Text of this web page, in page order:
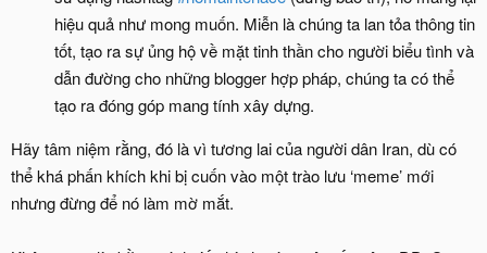
hiệu quả như mong muốn. Miễn là chúng ta lan tỏa thông tin
tốt, tạo ra sự ủng hộ về mặt tinh thần cho người biểu tình và
dẫn đường cho những blogger hợp pháp, chúng ta có thể
tạo ra đóng góp mang tính xây dựng.
Hãy tâm niệm rằng, đó là vì tương lai của người dân Iran, dù có
thể khá phấn khích khi bị cuốn vào một trào lưu ‘meme’ mới
nhưng đừng để nó làm mờ mắt.